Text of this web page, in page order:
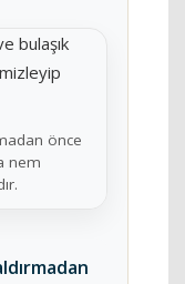
önce
nem